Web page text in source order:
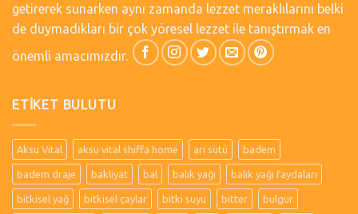
getirerek sunarken aynı zamanda lezzet meraklılarını belki
de duymadıkları bir çok yöresel lezzet ile tanıştırmak en
önemli amacımızdır.
ETIKET BULUTU
Aksu Vital aksu vital shiffa home arı sütü badem
badem draje bakliyat bal balık yağı balık yağı faydaları
bitkisel yağ bitkisel çaylar bitki suyu bitter bulgur